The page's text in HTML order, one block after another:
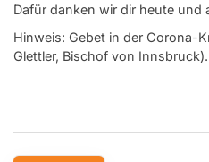
Dafür danken wir dir heute und
Hinweis: Gebet in der Corona-
Glettler, Bischof von Innsbruck).